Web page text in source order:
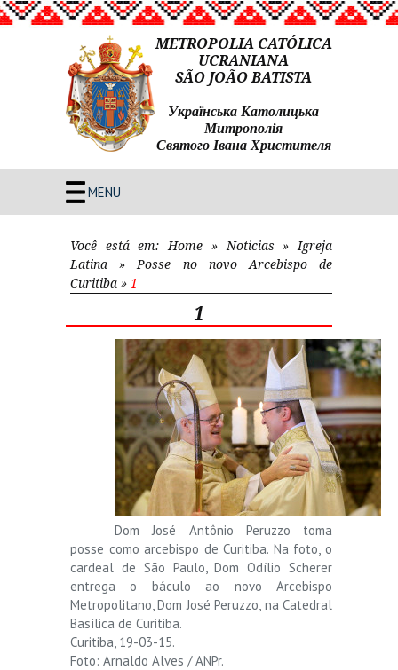
METROPOLIA CATÓLICA
UCRANIANA
SÃO JOÃO BATISTA
Українська Католицька
Митрополія
Святого Івана Христителя
MENU
Você está em: Home » Noticias » Igreja
Latina » Posse no novo Arcebispo de
Curitiba » 1
1
Dom José Antônio Peruzzo toma
posse como arcebispo de Curitiba. Na foto, o
cardeal de São Paulo, Dom Odílio Scherer
entrega o báculo ao novo Arcebispo
Metropolitano, Dom José Peruzzo, na Catedral
Basílica de Curitiba.
Curitiba, 19-03-15.
Foto: Arnaldo Alves / ANPr.